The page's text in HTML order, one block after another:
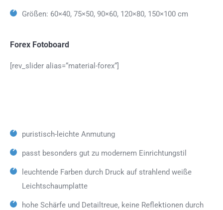
Größen: 60×40, 75×50, 90×60, 120×80, 150×100 cm
Forex Fotoboard
[rev_slider alias=“material-forex“]
puristisch-leichte Anmutung
passt besonders gut zu modernem Einrichtungstil
leuchtende Farben durch Druck auf strahlend weiße
Leichtschaumplatte
hohe Schärfe und Detailtreue, keine Reflektionen durch